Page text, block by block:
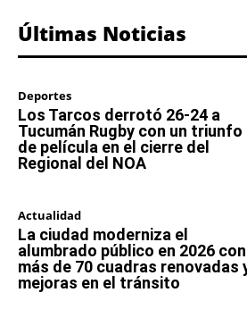
Últimas Noticias
Deportes
Los Tarcos derrotó 26-24 a
Tucumán Rugby con un triunfo
de película en el cierre del
Regional del NOA
Actualidad
La ciudad moderniza el
alumbrado público en 2026 con
más de 70 cuadras renovadas
mejoras en el tránsito